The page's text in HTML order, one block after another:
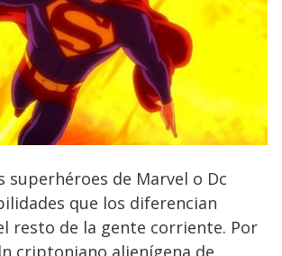
superhéroes de Marvel o Dc
que los diferencian
resto de la gente corriente. Por
criptoniano alienígena de